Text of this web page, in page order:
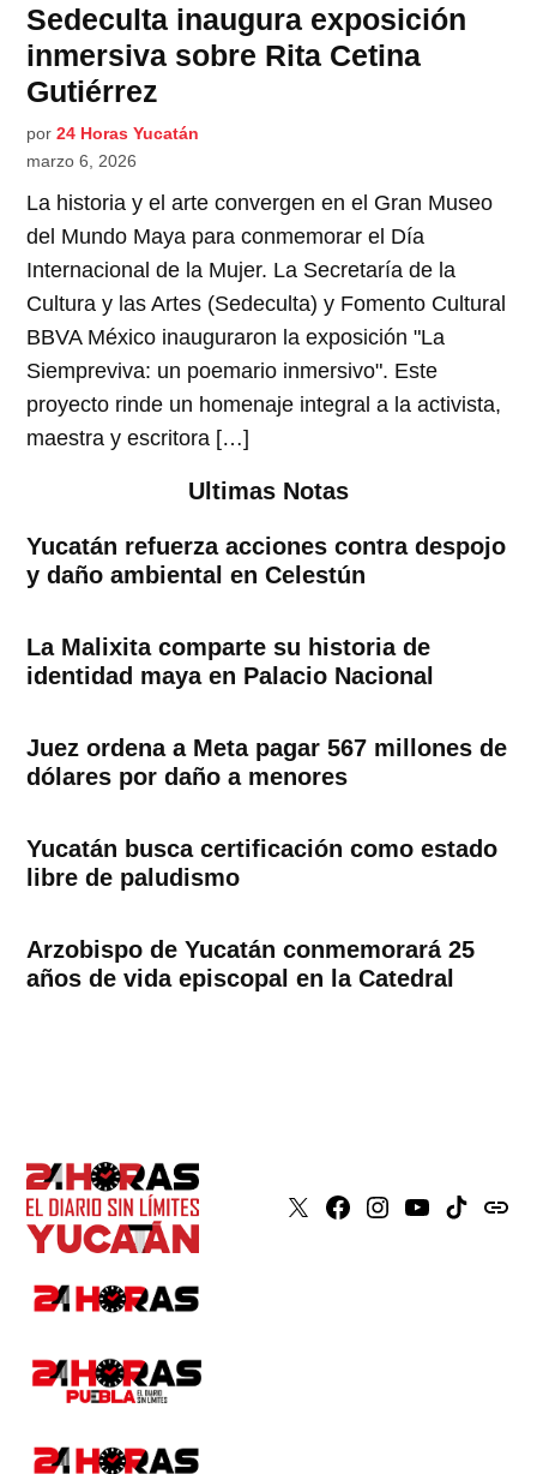
Sedeculta inaugura exposición
inmersiva sobre Rita Cetina
Gutiérrez
por 24 Horas Yucatán
marzo 6, 2026
La historia y el arte convergen en el Gran Museo
del Mundo Maya para conmemorar el Día
Internacional de la Mujer. La Secretaría de la
Cultura y las Artes (Sedeculta) y Fomento Cultural
BBVA México inauguraron la exposición "La
Siempreviva: un poemario inmersivo". Este
proyecto rinde un homenaje integral a la activista,
maestra y escritora […]
Ultimas Notas
Yucatán refuerza acciones contra despojo
y daño ambiental en Celestún
La Malixita comparte su historia de
identidad maya en Palacio Nacional
Juez ordena a Meta pagar 567 millones de
dólares por daño a menores
Yucatán busca certificación como estado
libre de paludismo
Arzobispo de Yucatán conmemorará 25
años de vida episcopal en la Catedral
X Faceboook
Instagram
YoutubeTiktokissuu